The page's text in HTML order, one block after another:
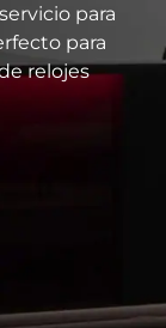
para
para
relojes